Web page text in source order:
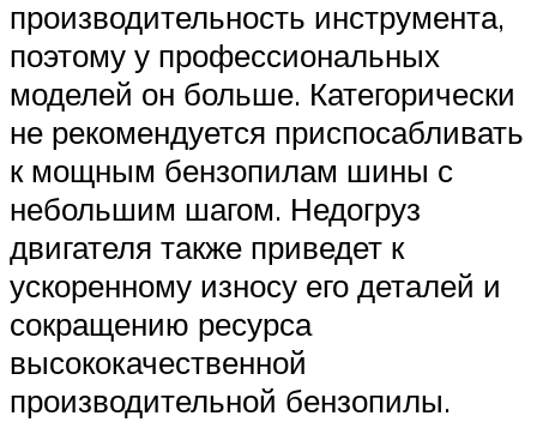
производительность инструмента,
поэтому у профессиональных
моделей он больше. Категорически
не рекомендуется приспосабливать
к мощным бензопилам шины с
небольшим шагом. Недогруз
двигателя также приведет к
ускоренному износу его деталей и
сокращению ресурса
высококачественной
производительной бензопилы.